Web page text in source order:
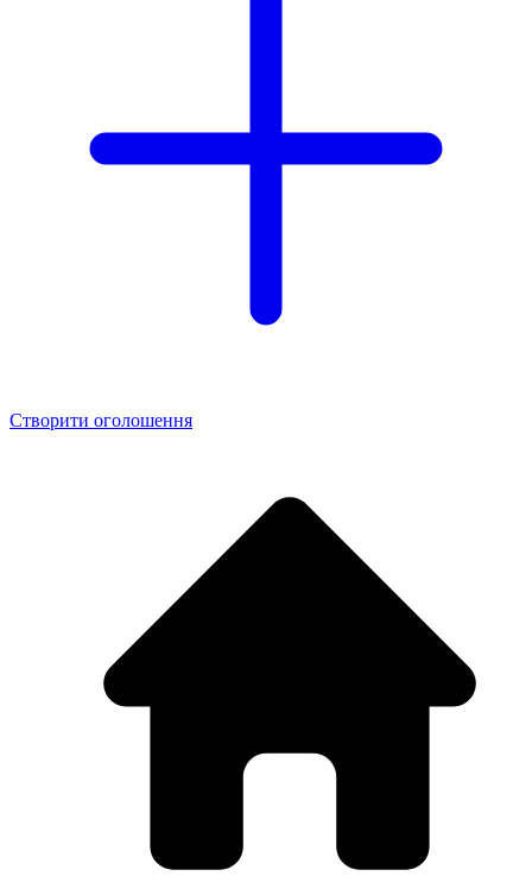
Створити оголошення